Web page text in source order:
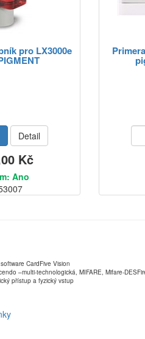
pro LX3000e
Detail
Kč
Ano
CardFive Vision
–multi-technologická, MIFARE, Mifare-
přístup a fyzický vstup